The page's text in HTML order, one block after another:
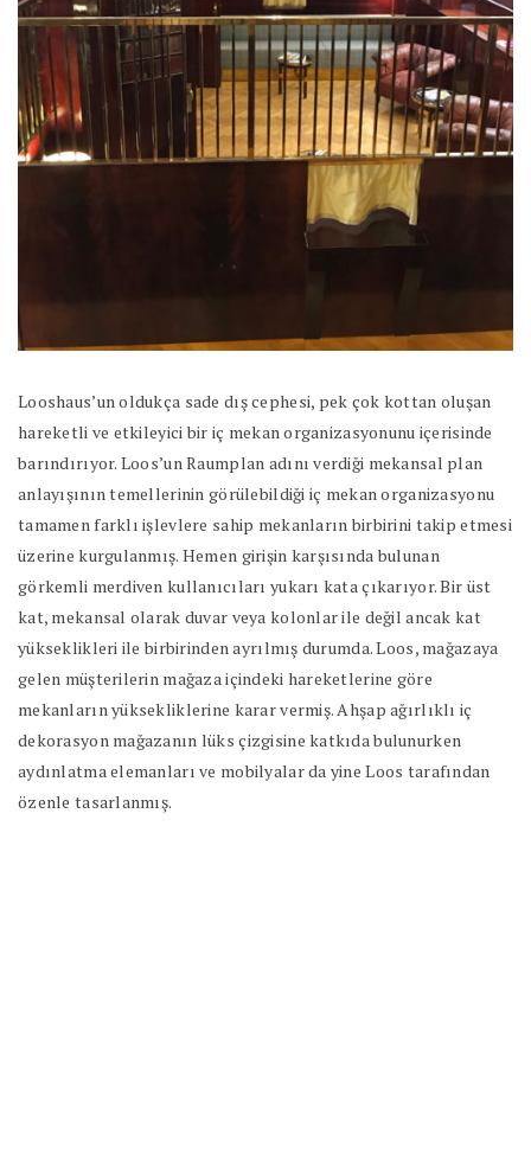
Looshaus’un oldukça sade dış cephesi, pek çok kottan oluşan
hareketli ve etkileyici bir iç mekan organizasyonunu içerisinde
barındırıyor. Loos’un Raumplan adını verdiği mekansal plan
anlayışının temellerinin görülebildiği iç mekan organizasyonu
tamamen farklı işlevlere sahip mekanların birbirini takip etmesi
üzerine kurgulanmış. Hemen girişin karşısında bulunan
görkemli merdiven kullanıcıları yukarı kata çıkarıyor. Bir üst
kat, mekansal olarak duvar veya kolonlar ile değil ancak kat
yükseklikleri ile birbirinden ayrılmış durumda. Loos, mağazaya
gelen müşterilerin mağaza içindeki hareketlerine göre
mekanların yüksekliklerine karar vermiş. Ahşap ağırlıklı iç
dekorasyon mağazanın lüks çizgisine katkıda bulunurken
aydınlatma elemanları ve mobilyalar da yine Loos tarafından
özenle tasarlanmış.